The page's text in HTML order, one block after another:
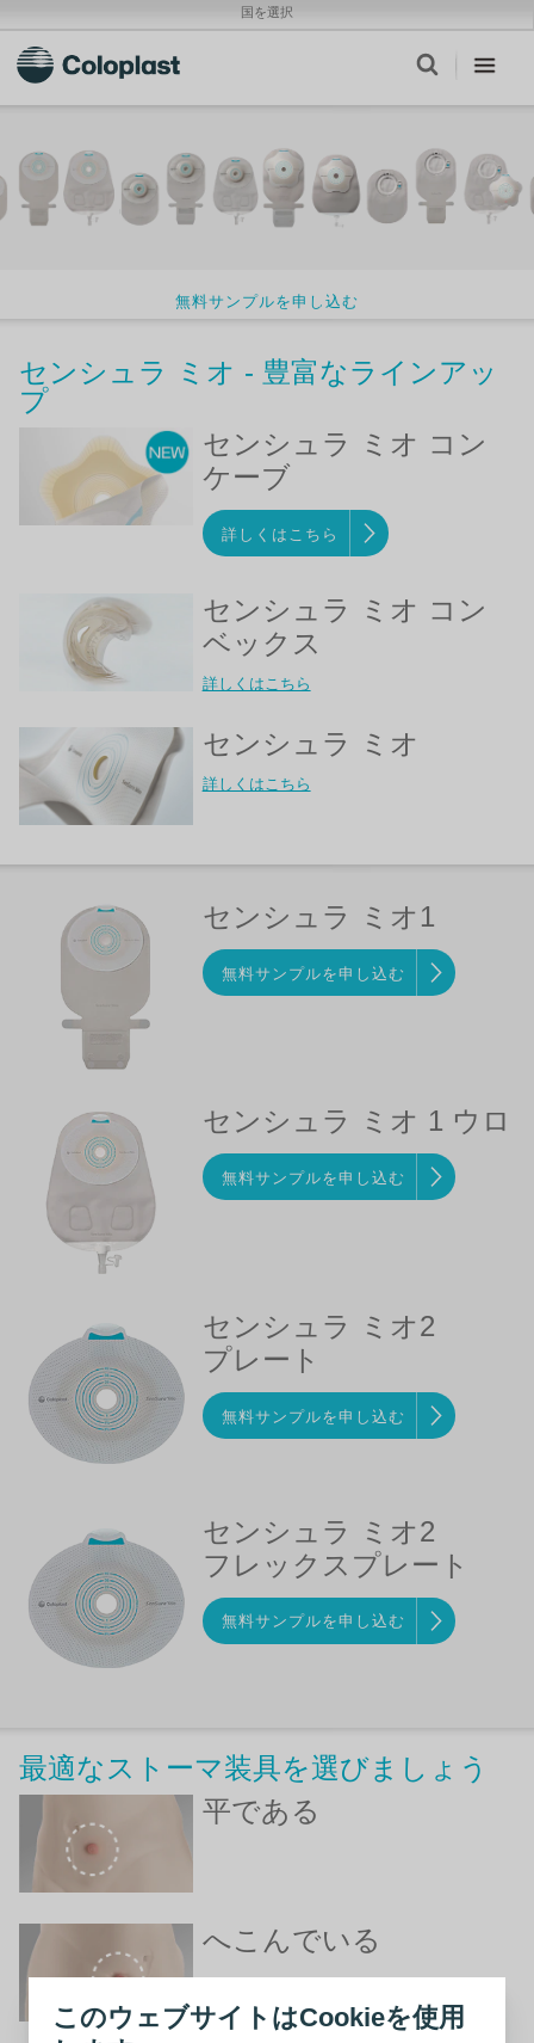
このウェブサイトはCookieを使用
国を選択
無料サンプルを申し込む
センシュラ ミオ - 豊富なラインアッ
プ
センシュラ ミオ コン
ケーブ
詳しくはこちら
センシュラ ミオ コン
ベックス
詳しくはこちら
センシュラ ミオ
詳しくはこちら
センシュラ ミオ1
無料サンプルを申し込む
センシュラ ミオ 1 ウロ
無料サンプルを申し込む
センシュラ ミオ2
プレート
無料サンプルを申し込む
センシュラ ミオ2
フレックスプレート
無料サンプルを申し込む
最適なストーマ装具を選びましょう
平である
へこんでいる